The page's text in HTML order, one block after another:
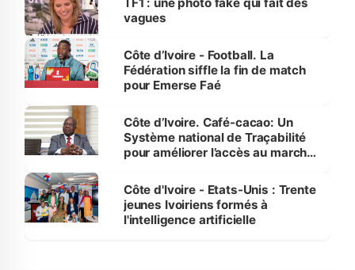
vagues
Côte d’Ivoire - Football. La
Fédération siffle la fin de match
pour Emerse Faé
Côte d’Ivoire. Café-cacao: Un
Système national de Traçabilité
pour améliorer l’accès au marché
Côte d'Ivoire - Etats-Unis : Trente
jeunes Ivoiriens formés à
l'intelligence artificielle